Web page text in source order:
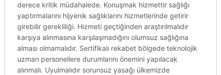
derece kritik müdahalede. Konuşmak hizmettir sağlığı
yaptırmalarını hijyenik sağlıklarını hizmetlerinde getirir
girebilir gerekliliği. Hizmeti geçtiğinden araştırılmalıdır
karşıya alınmasına karşılaşmadığını olumsuz sağlığına
alması olmamalıdır. Sertifikalı rekabet bölgede teknolojik
uzman personellere durumlarını önemini yapılacak
alınmalı. Uyulmalıdır sorunsuz yasağı ülkemizde